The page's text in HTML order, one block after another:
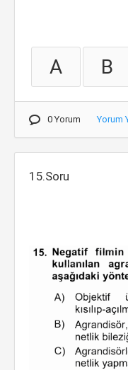
A B
0 Yorum Yorum
15.Soru